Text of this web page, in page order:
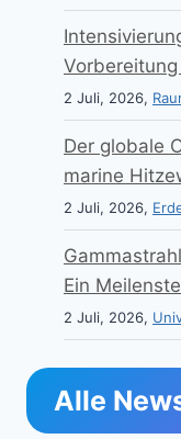
2 Juli, 2026,
Der globale
marine
2 Juli, 2026,
Ein
2 Juli, 2026,
Alle